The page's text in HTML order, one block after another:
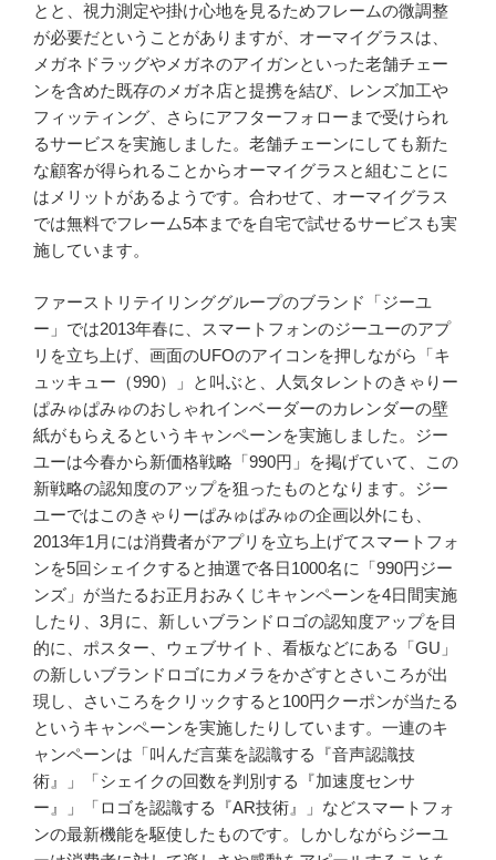
とと、視力測定や掛け心地を見るためフレームの微調整
が必要だということがありますが、オーマイグラスは、
メガネドラッグやメガネのアイガンといった老舗チェー
ンを含めた既存のメガネ店と提携を結び、レンズ加工や
フィッティング、さらにアフターフォローまで受けられ
るサービスを実施しました。老舗チェーンにしても新た
な顧客が得られることからオーマイグラスと組むことに
はメリットがあるようです。合わせて、オーマイグラス
では無料でフレーム5本までを自宅で試せるサービスも実
施しています。
ファーストリテイリンググループのブランド「ジーユ
ー」では2013年春に、スマートフォンのジーユーのアプ
リを立ち上げ、画面のUFOのアイコンを押しながら「キ
ュッキュー（990）」と叫ぶと、人気タレントのきゃりー
ぱみゅぱみゅのおしゃれインベーダーのカレンダーの壁
紙がもらえるというキャンペーンを実施しました。ジー
ユーは今春から新価格戦略「990円」を掲げていて、この
新戦略の認知度のアップを狙ったものとなります。ジー
ユーではこのきゃりーぱみゅぱみゅの企画以外にも、
2013年1月には消費者がアプリを立ち上げてスマートフォ
ンを5回シェイクすると抽選で各日1000名に「990円ジー
ンズ」が当たるお正月おみくじキャンペーンを4日間実施
したり、3月に、新しいブランドロゴの認知度アップを目
的に、ポスター、ウェブサイト、看板などにある「GU」
の新しいブランドロゴにカメラをかざすとさいころが出
現し、さいころをクリックすると100円クーポンが当たる
というキャンペーンを実施したりしています。一連のキ
ャンペーンは「叫んだ言葉を認識する『音声認識技
術』」「シェイクの回数を判別する『加速度センサ
ー』」「ロゴを認識する『AR技術』」などスマートフォ
ンの最新機能を駆使したものです。しかしながらジーユ